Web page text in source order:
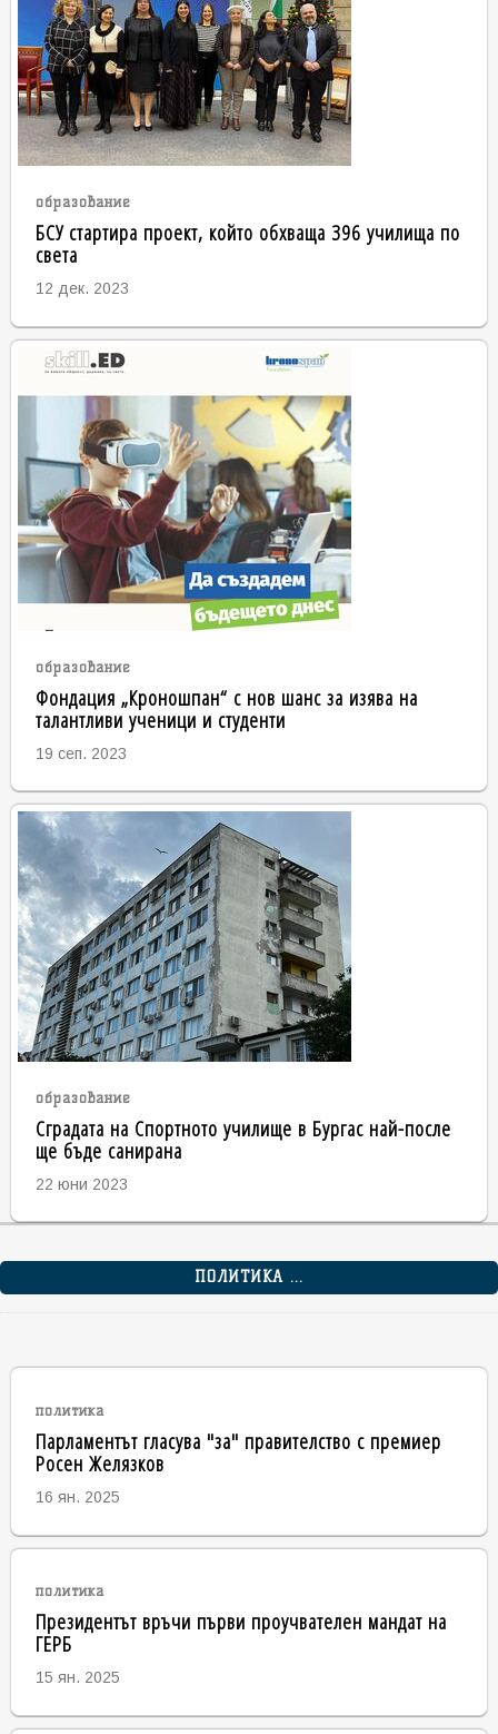
образование
БСУ стартира проект, който обхваща 396 училища по
света
12 дек. 2023
образование
Фондация „Кроношпан“ с нов шанс за изява на
талантливи ученици и студенти
19 сеп. 2023
образование
Сградата на Спортното училище в Бургас най-после
ще бъде санирана
22 юни 2023
ПОЛИТИКА ...
политика
Парламентът гласува "за" правителство с премиер
Росен Желязков
16 ян. 2025
политика
Президентът връчи първи проучвателен мандат на
ГЕРБ
15 ян. 2025